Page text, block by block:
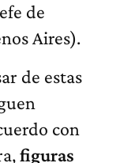
de
Aires).
de estas
con
figuras